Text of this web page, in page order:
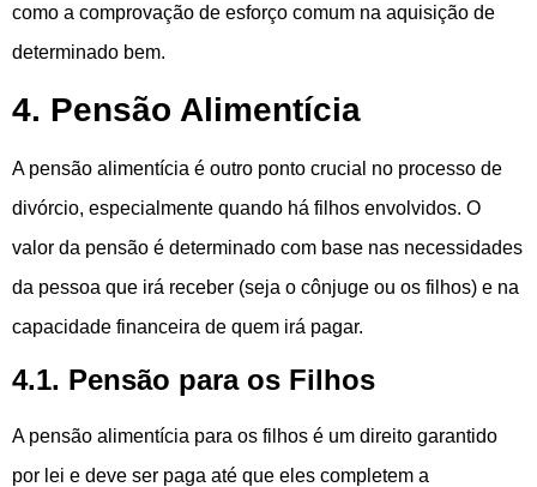
como a comprovação de esforço comum na aquisição de
determinado bem.
4. Pensão Alimentícia
A pensão alimentícia é outro ponto crucial no processo de
divórcio, especialmente quando há filhos envolvidos. O
valor da pensão é determinado com base nas necessidades
da pessoa que irá receber (seja o cônjuge ou os filhos) e na
capacidade financeira de quem irá pagar.
4.1. Pensão para os Filhos
A pensão alimentícia para os filhos é um direito garantido
por lei e deve ser paga até que eles completem a